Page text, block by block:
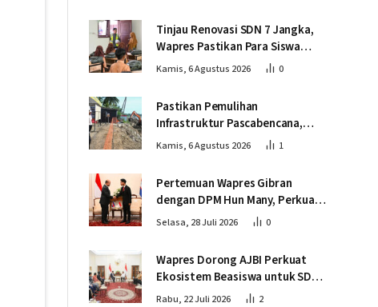
Tinjau Renovasi SDN 7 Jangka,
Wapres Pastikan Para Siswa
Kembali Belajar dengan Layak
Kamis, 6 Agustus 2026 0
Pastikan Pemulihan
Infrastruktur Pascabencana,
Wapres Tinjau Progres
Kamis, 6 Agustus 2026 1
Pertemuan Wapres Gibran
dengan DPM Hun Many, Perkuat
Kemitraan Strategis Indonesia –
Selasa, 28 Juli 2026 0
Wapres Dorong AJBI Perkuat
Ekosistem Beasiswa untuk SDM
Unggul Indonesia Timur
Rabu, 22 Juli 2026 2